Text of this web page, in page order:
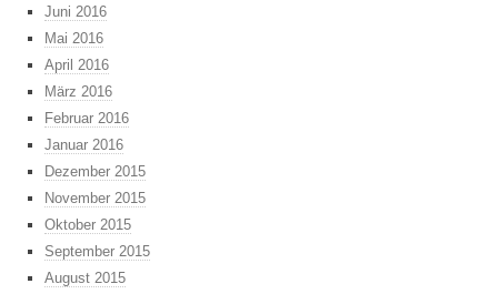
Juni 2016
Mai 2016
April 2016
März 2016
Februar 2016
Januar 2016
Dezember 2015
November 2015
Oktober 2015
September 2015
August 2015